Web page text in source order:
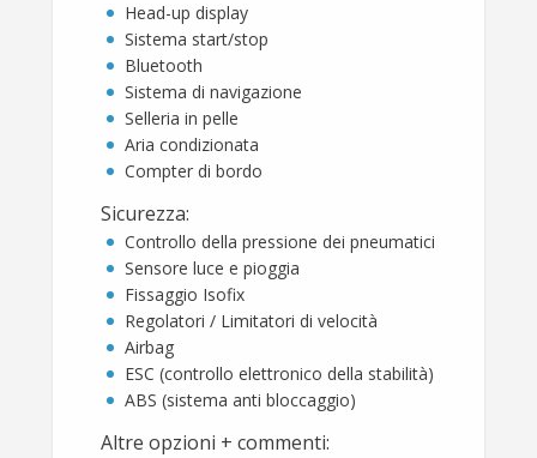
Head-up display
Sistema start/stop
Bluetooth
Sistema di navigazione
Selleria in pelle
Aria condizionata
Compter di bordo
Sicurezza:
Controllo della pressione dei pneumatici
Sensore luce e pioggia
Fissaggio Isofix
Regolatori / Limitatori di velocità
Airbag
ESC (controllo elettronico della stabilità)
ABS (sistema anti bloccaggio)
Altre opzioni + commenti: